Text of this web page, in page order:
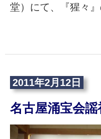
堂）にて、『猩々
2011年2月12日
名古屋涌宝会謡